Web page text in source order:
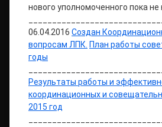
нового уполномоченного пока не
06.04.2016 Создан
вопросам ЛПК. План работы
годы
Результаты работы и
координационных и
2015 год